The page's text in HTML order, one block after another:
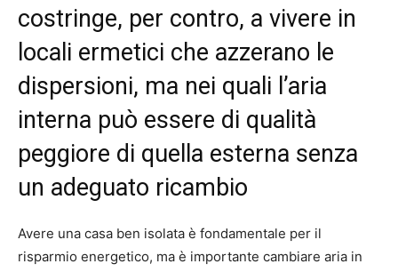
costringe, per contro, a vivere in
locali ermetici che azzerano le
dispersioni, ma nei quali l’aria
interna può essere di qualità
peggiore di quella esterna senza
un adeguato ricambio
Avere una casa ben isolata è fondamentale per il
risparmio energetico, ma è importante cambiare aria in